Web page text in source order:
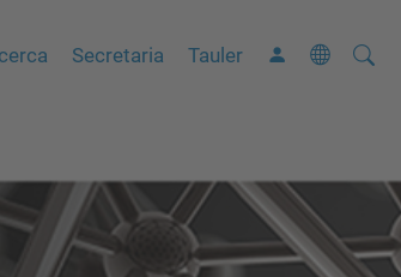
Secretaria Tauler Cerca
C
v